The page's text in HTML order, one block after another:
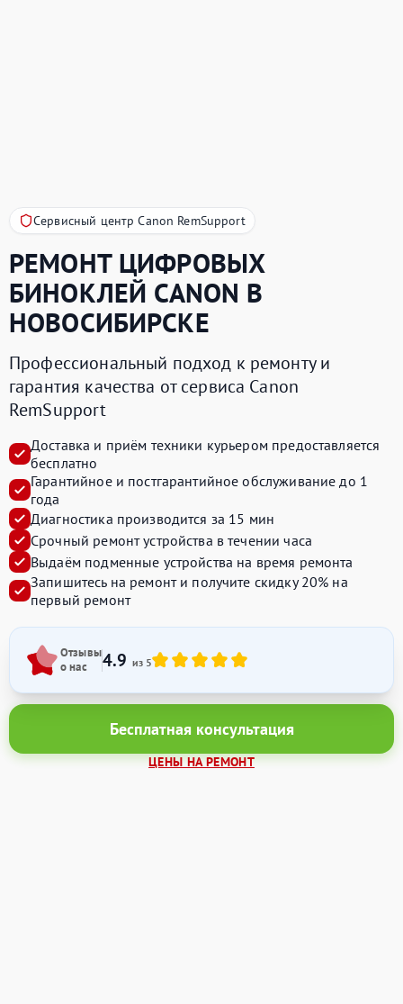
Сервисный центр Canon RemSupport
РЕМОНТ ЦИФРОВЫХ
БИНОКЛЕЙ CANON В
НОВОСИБИРСКЕ
Профессиональный подход к ремонту и
гарантия качества от сервиса Canon
RemSupport
Доставка и приём техники курьером предоставляется
бесплатно
Гарантийное и постгарантийное обслуживание до 1
года
Диагностика производится за 15 мин
Срочный ремонт устройства в течении часа
Выдаём подменные устройства на время ремонта
Запишитесь на ремонт и получите скидку 20% на
первый ремонт
Отзывы
о нас
4.9 из 5
Бесплатная консультация
ЦЕНЫ НА РЕМОНТ